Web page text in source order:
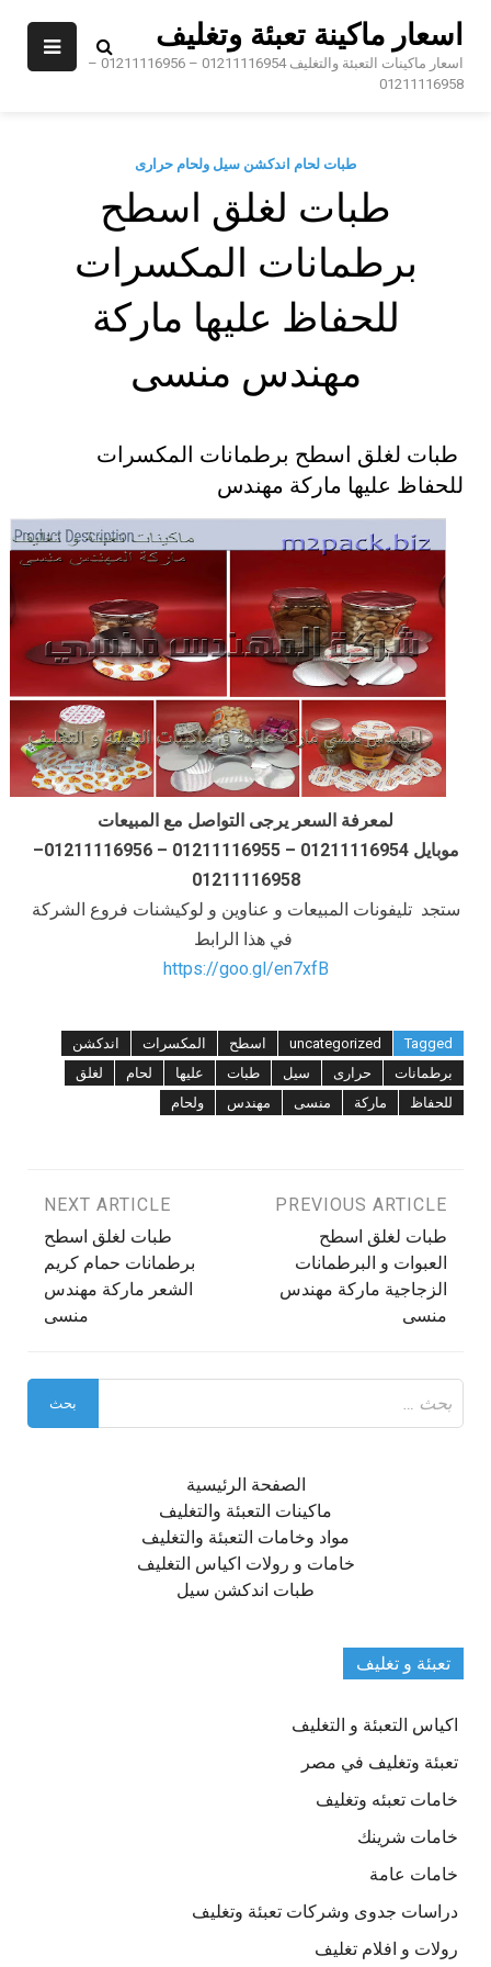
اسعار ماكينة تعبئة وتغليف
اسعار ماكينات التعبئة والتغليف 01211116954 – 01211116956 –
01211116958
طبات لحام اندكشن سيل ولحام حرارى
طبات لغلق اسطح
برطمانات المكسرات
للحفاظ عليها ماركة
مهندس منسى
طبات لغلق اسطح برطمانات المكسرات
للحفاظ عليها ماركة مهندس
لمعرفة السعر يرجى التواصل مع المبيعات
موبايل 01211116954 – 01211116955 – 01211116956–
01211116958
ستجد تليفونات المبيعات و عناوين و لوكيشنات فروع الشركة
في هذا الرابط
https://goo.gl/en7xfB
Tagged
uncategorized اسطح المكسرات
اندكشن
برطمانات
حرارى سيل طبات عليها لحام
لغلق
للحفاظ
ماركة منسى مهندس ولحام
تصفّح
المقالات
PREVIOUS ARTICLE
طبات لغلق اسطح
العبوات و البرطمانات
الزجاجية ماركة مهندس
منسى
NEXT ARTICLE
طبات لغلق اسطح
برطمانات حمام كريم
الشعر ماركة مهندس
منسى
عن:
الصفحة الرئيسية
ماكينات التعبئة والتغليف
مواد وخامات التعبئة والتغليف
خامات و رولات اكياس التغليف
طبات اندكشن سيل
تعبئة و تغليف
اكياس التعبئة و التغليف
تعبئة وتغليف في مصر
خامات تعبئه وتغليف
خامات شرينك
خامات عامة
دراسات جدوى وشركات تعبئة وتغليف
رولات و افلام تغليف